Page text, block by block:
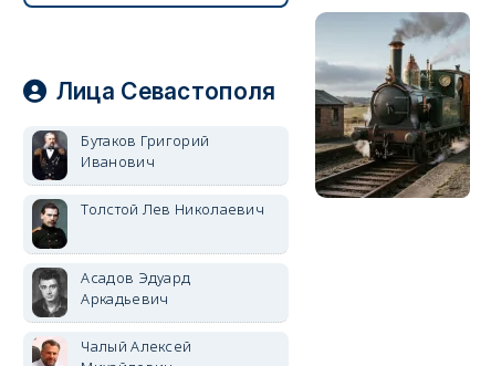
Лица Севастополя
Бутаков Григорий
Иванович
Толстой Лев Николаевич
Асадов Эдуард
Аркадьевич
Чалый Алексей